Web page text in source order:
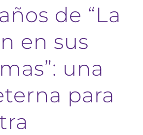
de “La
en sus
una
para